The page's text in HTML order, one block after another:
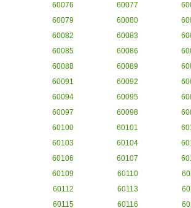
60076
60077
60079
60080
60082
60083
60085
60086
60088
60089
60091
60092
60094
60095
60097
60098
60100
60101
60103
60104
60106
60107
60109
60110
60112
60113
60115
60116